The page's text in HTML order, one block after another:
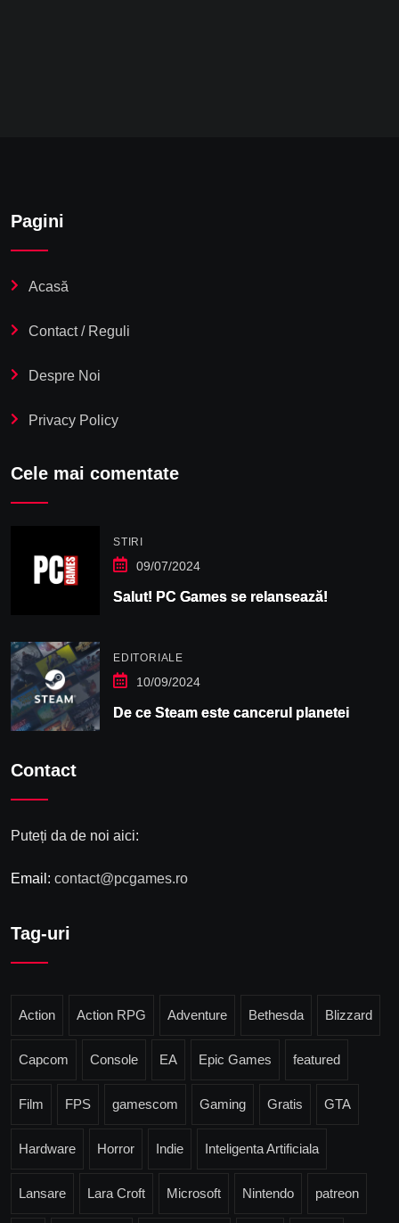
Pagini
Acasă
Contact / Reguli
Despre Noi
Privacy Policy
Cele mai comentate
STIRI
09/07/2024
Salut! PC Games se relansează!
EDITORIALE
10/09/2024
De ce Steam este cancerul planetei
Contact
Puteți da de noi aici:
Email: contact@pcgames.ro
Tag-uri
Action Action RPG Adventure Bethesda Blizzard
Capcom Console EA Epic Games featured
Film FPS gamescom Gaming Gratis GTA
Hardware Horror Indie Inteligenta Artificiala
Lansare Lara Croft Microsoft Nintendo patreon